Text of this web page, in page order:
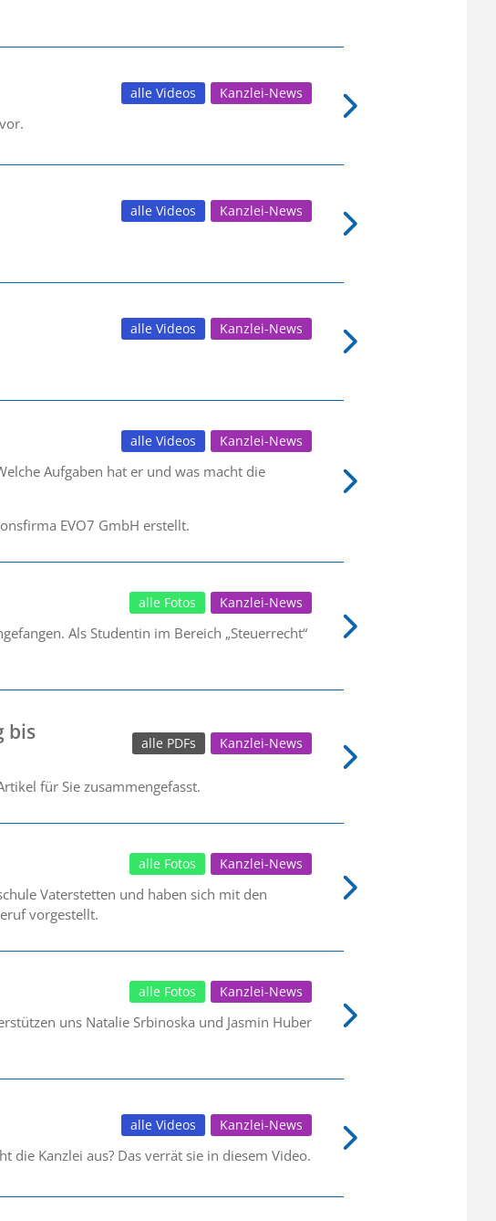
Kanzlei-News
alle Videos
Kanzlei-News
alle Videos
Kanzlei-News
alle Videos
Kanzlei-News
alle Videos
Aufgaben hat er und was macht die
EVO7 GmbH erstellt.
Kanzlei-News
alle Fotos
Als Studentin im Bereich „Steuerrecht“
bis
Kanzlei-News
alle PDFs
für Sie zusammengefasst.
Kanzlei-News
alle Fotos
Vaterstetten und haben sich mit den
vorgestellt.
Kanzlei-News
alle Fotos
uns Natalie Srbinoska und Jasmin Huber
Kanzlei-News
alle Videos
die Kanzlei aus? Das verrät sie in diesem Video.